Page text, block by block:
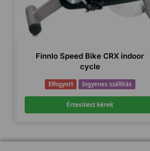
Finnlo Speed Bike CRX indoor
cycle
Elfogyott Ingyenes szállítás
Értesítést kérek